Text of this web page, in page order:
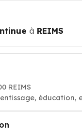
à REIMS
REIMS
éducation,